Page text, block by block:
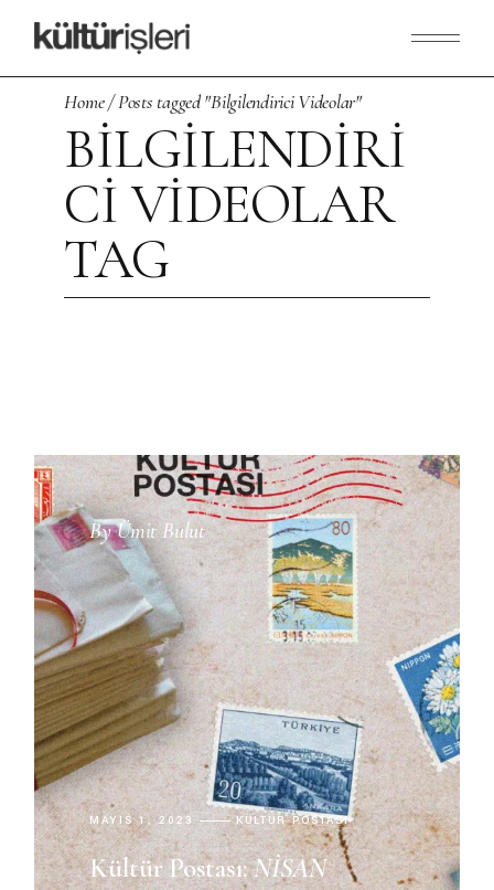
content
Home Posts tagged "Bilgilendirici Videolar"
BILGILENDIRI
CI VIDEOLAR
TAG
By Ümit Bulut
MAYIS 1, 2023 KÜLTÜR POSTASI
Kültür Postası:NISAN